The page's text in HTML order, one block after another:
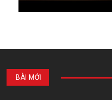
BÀI MỚI